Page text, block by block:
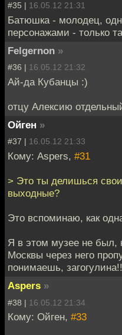
#35 | 16.05.12 21:31
Батюшка - молодец,
персонажами - только
Felgernon »
#36 | 16.05.12 21:32
Ай-да Кубанцы :)
отцу Алексию
Ойген »
#37 | 16.05.12 21:33
Кому: Aspers, #31
> Это ты делишься
выходные?
Это вспоминаю, как
Я в этом музее не был,
Москвы через него
понимаешь,
Aspers »
#38 | 16.05.12 21:34
Кому: Ойген, #33